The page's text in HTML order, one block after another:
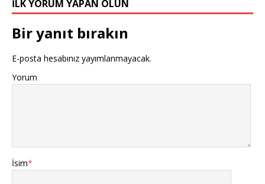
İLK YORUM YAPAN OLUN
Bir yanıt bırakın
E-posta hesabınız yayımlanmayacak.
Yorum
İsim*